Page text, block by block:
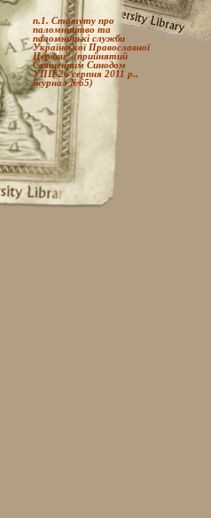
п.1. Статуту про
паломництво та
паломницькі служби
Української Православної
Церкви" (прийнятий
Священним Синодом
УПЦ 26 серпня 2011 р.,
журнал №65)